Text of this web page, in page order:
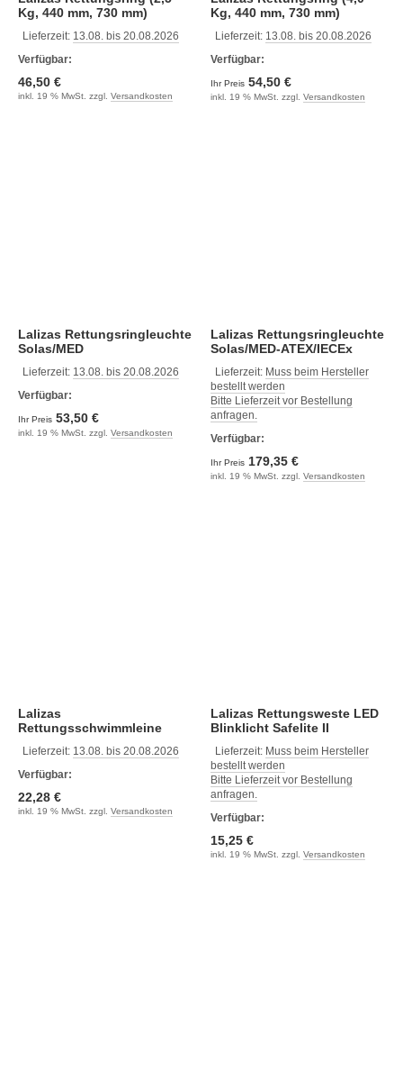
Kg, 440 mm, 730 mm)
Lieferzeit: 13.08. bis 20.08.2026
Verfügbar:
46,50 €
inkl. 19 % MwSt. zzgl. Versandkosten
Kg, 440 mm, 730 mm)
Lieferzeit: 13.08. bis 20.08.2026
Verfügbar:
Ihr Preis 54,50 €
inkl. 19 % MwSt. zzgl. Versandkosten
Lalizas Rettungsringleuchte
Solas/MED
Lieferzeit: 13.08. bis 20.08.2026
Verfügbar:
Ihr Preis 53,50 €
inkl. 19 % MwSt. zzgl. Versandkosten
Lalizas Rettungsringleuchte
Solas/MED-ATEX/IECEx
Lieferzeit: Muss beim Hersteller
bestellt werden
Bitte Lieferzeit vor Bestellung
anfragen.
Verfügbar:
Ihr Preis 179,35 €
inkl. 19 % MwSt. zzgl. Versandkosten
Lalizas
Rettungsschwimmleine
Lieferzeit: 13.08. bis 20.08.2026
Verfügbar:
22,28 €
inkl. 19 % MwSt. zzgl. Versandkosten
Lalizas Rettungsweste LED
Blinklicht Safelite II
Lieferzeit: Muss beim Hersteller
bestellt werden
Bitte Lieferzeit vor Bestellung
anfragen.
Verfügbar:
15,25 €
inkl. 19 % MwSt. zzgl. Versandkosten